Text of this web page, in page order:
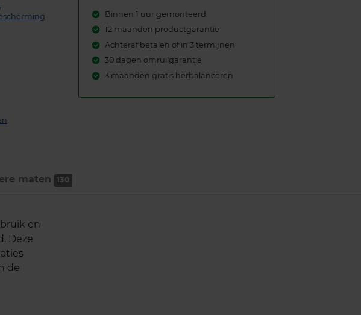
,
Binnen 1 uur gemonteerd
12 maanden productgarantie
Achteraf betalen of in 3 termijnen
30 dagen omruilgarantie
3 maanden gratis herbalanceren
maten 130
en
Deze
de